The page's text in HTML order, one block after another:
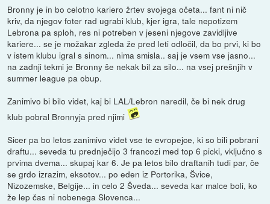
Bronny je in bo celotno kariero žrtev svojega očeta... fant ni nič
kriv, da njegov foter rad ugrabi klub, kjer igra, tale nepotizem
Lebrona pa sploh, res ni potreben v jeseni njegove zavidljive
kariere... se je možakar zgleda že pred leti odločil, da bo prvi, ki bo
v istem klubu igral s sinom... nima smisla.. saj je vsem vse jasno...
na zadnji tekmi je Bronny še nekak bil za silo... na vsej prešnjih v
summer league pa obup.
Zanimivo bi bilo videt, kaj bi LAL/Lebron naredil, če bi nek drug
klub pobral Bronnyja pred njimi
Sicer pa bo letos zanimivo videt vse te evropejce, ki so bili pobrani
draftu... seveda tu prednječijo 3 francozi med top 6 picki, vključno s
prvima dvema... skupaj kar 6. Je pa letos bilo draftanih tudi par, če
se grdo izrazim, eksotov... po eden iz Portorika, Švice,
Nizozemske, Belgije... in celo 2 Šveda... seveda kar malce boli, ko
že lep čas ni nobenega Slovenca...